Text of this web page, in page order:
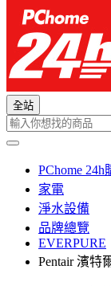
全站
PChome 24h
家電
淨水設備
品牌總覽
EVERPURE
Pentair 濱特